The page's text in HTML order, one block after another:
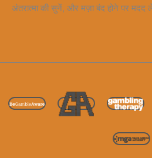
अंतरात्मा की सुनें, और मज़ा बंद होने पर